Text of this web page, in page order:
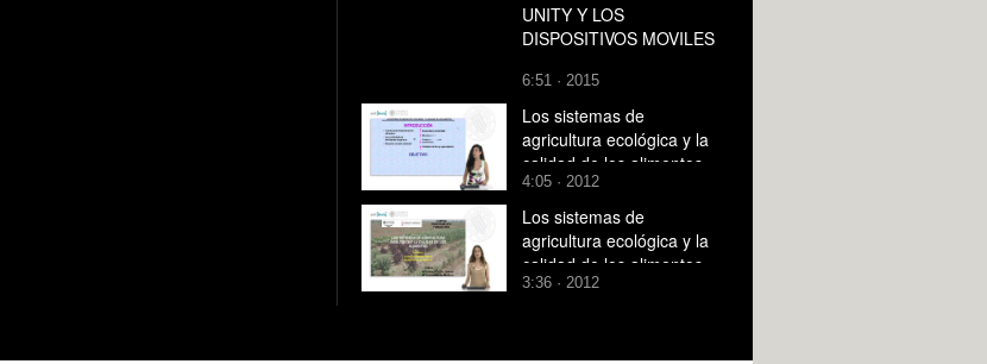
UNITY Y LOS
DISPOSITIVOS MOVILES
6:51 · 2015
Los sistemas de
agricultura ecológica y la
calidad de los alimentos
4:05 · 2012
Los sistemas de
agricultura ecológica y la
calidad de los alimentos
(parte2)
3:36 · 2012